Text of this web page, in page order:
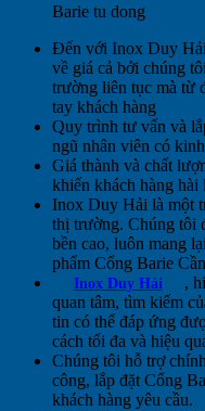
Barie tu dong
Đến với Inox Duy Hải
về giá cả bởi chúng
trường liên tục mà từ
tay khách hàng
Quy trình tư vấn và
ngũ nhân viên có
Giá thành và chất
khiến khách hàng hài
Inox Duy Hải là một
thị trường. Chúng tôi
bền cao, luôn mang
phẩm Cổng Barie
Inox Duy Hải
,
quan tâm, tìm kiếm
tin có thể đáp ứng
cách tối đa và hiệu
Chúng tôi hỗ trợ
công, lắp đặt Cổng
khách hàng yêu cầu.